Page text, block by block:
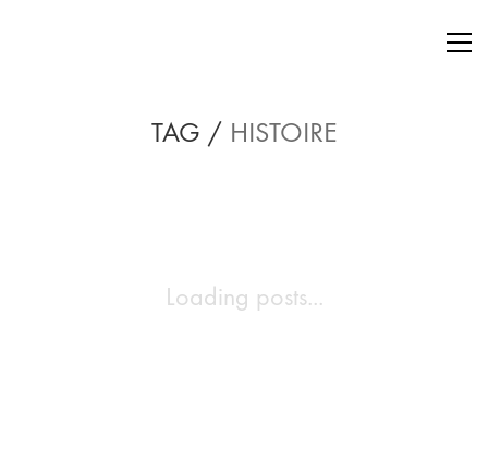
TAG / HISTOIRE
Loading posts...